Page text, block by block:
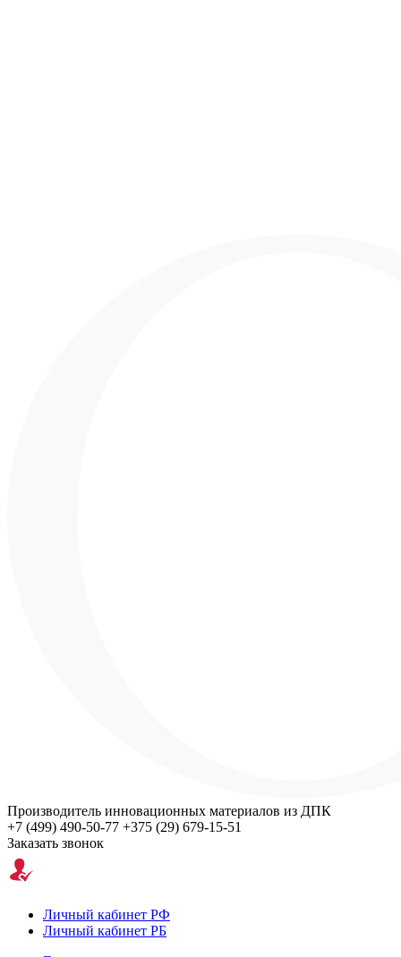
Производитель инновационных материалов из ДПК
+7 (499) 490-50-77 +375 (29) 679-15-51
Заказать звонок
Личный кабинет РФ
Личный кабинет РБ